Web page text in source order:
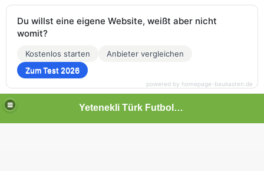
Yetenekli Türk Futbolcular
Du willst eine eigene Website, weißt aber nicht
womit?
Kostenlos starten
Anbieter vergleichen
Zum Test 2026
powered by homepage-baukasten.de